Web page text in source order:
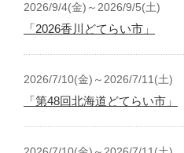
2026/9/4(金)～2026/9/5(土)
「2026香川どてらい市」
2026/7/10(金)～2026/7/11(土)
「第48回北海道どてらい市」